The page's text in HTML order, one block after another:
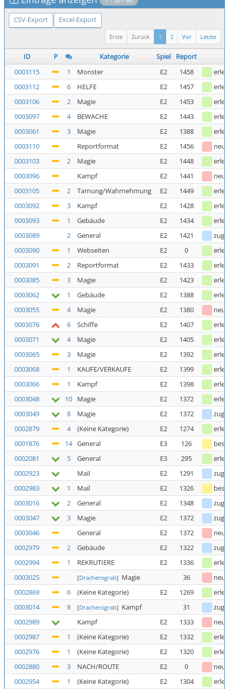
CSV-Export Excel-Export
Letzte
Vor
2
1
Zurück
Erste
ID P Kategorie Spiel
Report
0003115
1 Monster E2 1458
0003112
6 HELFE E2 1457
0003106
2 Magie E2 1453
0003097
4 BEWACHE E2 1443
0003061
3 Magie E2 1388
0003110
Reportformat E2 1456
neu
0003103
2 Magie E2 1448
0003096
Kampf E2 1441
neu
0003105
2 Tarnung/Wahrnehmung E2 1449
0003092
3 Kampf E2 1428
0003093
1 Gebäude E2 1434
0003089
2 General E2 1421
0003090
1 Webseiten E2 0
0003091
2 Reportformat E2 1433
0003085
3 Magie E2 1423
0003062
1 Gebäude E2 1388
0003055
4 Magie E2 1380
neu
0003076
6 Schiffe E2 1407
0003071
4 Magie E2 1405
0003065
3 Magie E2 1392
0003068
1 KAUFE/VERKAUFE E2 1399
0003066
1 Kampf E2 1398
0003048
10 Magie E2 1372
0003049
8 Magie E2 1372
0002879
4 (Keine Kategorie) E2 1274
0001876
14 General E3 126
0002081
5 General E3 295
0002923
Mail E2 1291
0002983
1 Mail E2 1326
0003016
2 General E2 1348
0003047
3 Magie E2 1372
0003046
General E2 1372
neu
0002979
2 Gebäude E2 1322
0002994
1 REKRUTIERE E2 1336
0003025
[Drachensgrab] Magie 36
neu
0002869
6 (Keine Kategorie) E2 1269
0003014
8 [Drachensgrab] Kampf 31
0002989
Kampf E2 1333
neu
0002987
1 (Keine Kategorie) E2 1332
0002976
1 (Keine Kategorie) E2 1320
0002880
3 NACH/ROUTE E2 0
neu
0002954
1 (Keine Kategorie) E2 1304